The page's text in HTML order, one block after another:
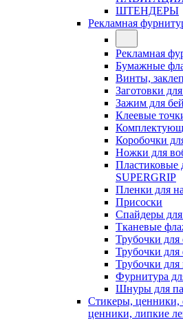
ШТЕНДЕРЫ
Рекламная
Рекламная
Бумажные
Винты,
Заготовки
Зажим для
Клеевые
Коробочки
Ножки для
Пластиковые
SUPERGRIP
Пленки для
Присоски
Спайдеры
Тканевые
Трубочки для
Трубочки для
Трубочки для
Фурнитура
Шнуры для
Стикеры, ценники,
ценники, липкие